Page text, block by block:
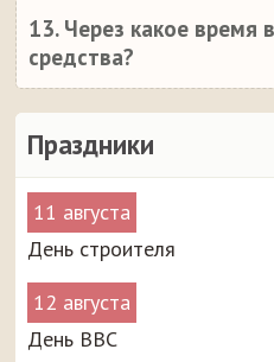
Праздники
11 августа
День строителя
12 августа
День ВВС
13. Через какое время
средства?